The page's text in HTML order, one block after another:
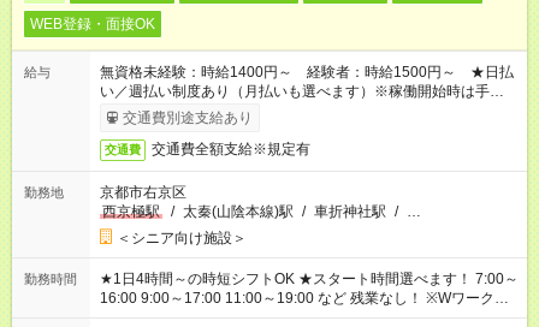
WEB登録・面接OK
給与
無資格未経験：時給1400円～ 経験者：時給1500円～ ★日払
い／週払い制度あり（月払いも選べます）※稼働開始時は手続き
完了次第のお支払いとなります。
交通費別途支給あり
交通費 交通費全額支給※規定有
勤務地
京都市右京区
西京極駅
/ 太秦(山陰本線)駅 / 車折神社駅 / …
＜シニア向け施設＞
勤務時間
★1日4時間～の時短シフトOK ★スタート時間選べます！ 7:00～
16:00 9:00～17:00 11:00～19:00 など 残業なし！ ※Wワークの
場合、他のお仕事と合わせ週40時間超の就業はご案内できませ